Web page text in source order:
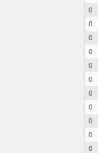
0
0
0
0
0
0
0
0
0
0
0